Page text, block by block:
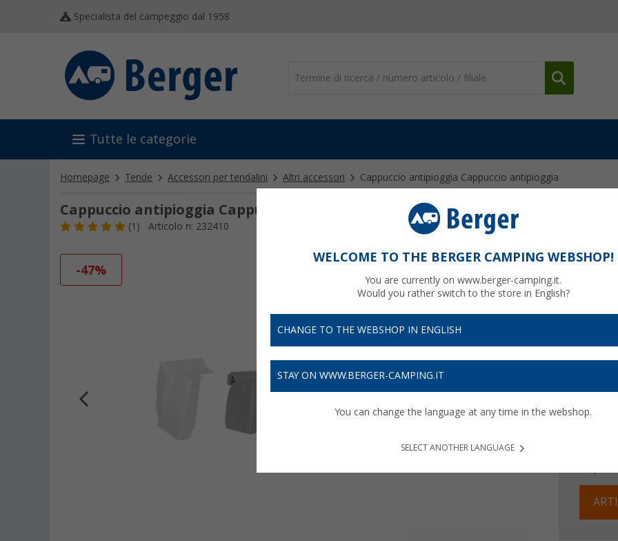
Specialista del campeggio dal 1958
Tutte le categorie
Homepage Tende Accessori per tendalini Altri accessori Cappuccio antipioggia Cappuccio antipioggia
Cappuccio antipioggia Cappuccio antipioggia
(1) Articolo n: 232410
-47%
Prezzi IVA
WELCOME TO THE BERGER CAMPING WEBSHOP!
You are currently on www.berger-camping.it.
Would you rather switch to the store in English?
CHANGE TO THE WEBSHOP IN ENGLISH
STAY ON WWW.BERGER-CAMPING.IT
You can change the language at any time in the webshop.
SELECT ANOTHER LANGUAGE